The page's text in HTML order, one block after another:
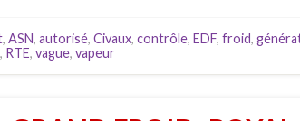
, ASN, autorisé, Civaux, contrôle, EDF, froid,
, RTE, vague, vapeur